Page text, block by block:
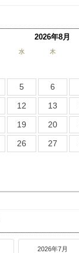
2026年8月
水 木
5 6
12 13
19 20
26 27
2026年7月